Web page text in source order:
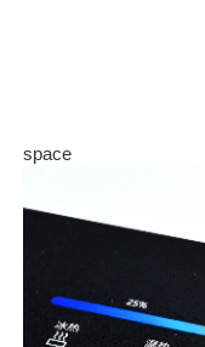
space